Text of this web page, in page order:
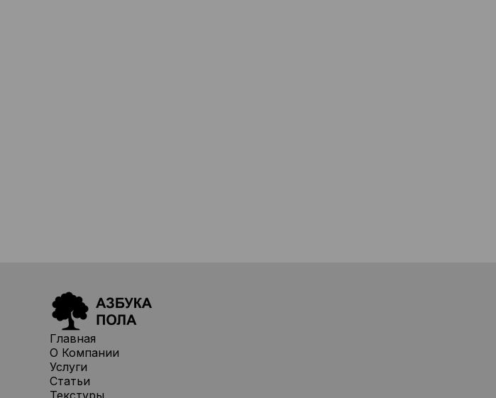
Главная
О Компании
Услуги
Статьи
Текстуры